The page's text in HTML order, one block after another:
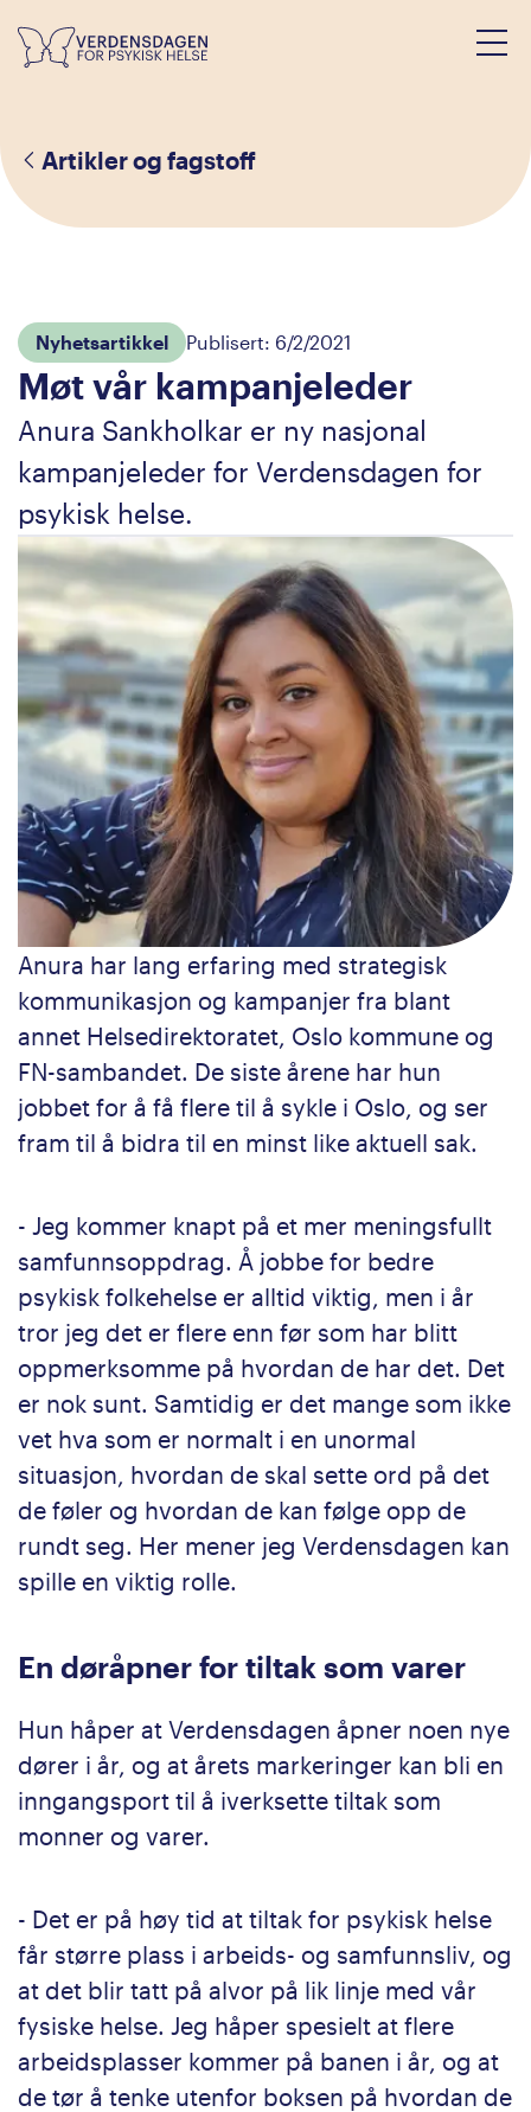
Artikler og fagstoff
Nyhetsartikkel Publisert: 6/2/2021
Møt vår kampanjeleder
Anura Sankholkar er ny nasjonal
kampanjeleder for Verdensdagen for
psykisk helse.
Anura har lang erfaring med strategisk
kommunikasjon og kampanjer fra blant
annet Helsedirektoratet, Oslo kommune og
FN-sambandet. De siste årene har hun
jobbet for å få flere til å sykle i Oslo, og ser
fram til å bidra til en minst like aktuell sak.
- Jeg kommer knapt på et mer meningsfullt
samfunnsoppdrag. Å jobbe for bedre
psykisk folkehelse er alltid viktig, men i år
tror jeg det er flere enn før som har blitt
oppmerksomme på hvordan de har det. Det
er nok sunt. Samtidig er det mange som ikke
vet hva som er normalt i en unormal
situasjon, hvordan de skal sette ord på det
de føler og hvordan de kan følge opp de
rundt seg. Her mener jeg Verdensdagen kan
spille en viktig rolle.
En døråpner for tiltak som varer
Hun håper at Verdensdagen åpner noen nye
dører i år, og at årets markeringer kan bli en
inngangsport til å iverksette tiltak som
monner og varer.
- Det er på høy tid at tiltak for psykisk helse
får større plass i arbeids- og samfunnsliv, og
at det blir tatt på alvor på lik linje med vår
fysiske helse. Jeg håper spesielt at flere
arbeidsplasser kommer på banen i år, og at
de tør å tenke utenfor boksen på hvordan de